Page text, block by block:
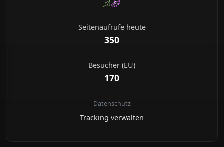
Seitenaufrufe heute
350
Besucher (EU)
170
Datenschutz
Tracking verwalten